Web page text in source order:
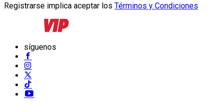
Registrarse implica aceptar los Términos y Condiciones
síguenos